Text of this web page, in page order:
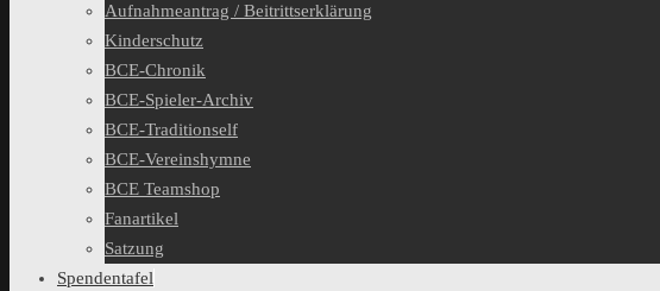
Aufnahmeantrag / Beitrittserklärung
Kinderschutz
BCE-Chronik
BCE-Spieler-Archiv
BCE-Traditionself
BCE-Vereinshymne
BCE Teamshop
Fanartikel
Satzung
Spendentafel